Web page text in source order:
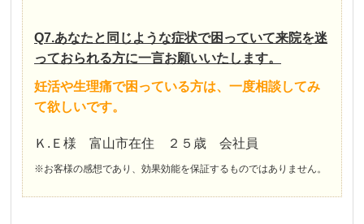
Q7.あなたと同じような症状で困っていて来院を迷
っておられる方に一言お願いいたします。
妊活や生理痛で困っている方は、一度相談してみ
て欲しいです。
Ｋ.Ｅ様 富山市在住 ２５歳 会社員
※お客様の感想であり、効果効能を保証するものではありません。